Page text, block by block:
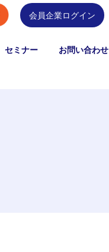
会員企業ログイン
セミナー お問い合わせ